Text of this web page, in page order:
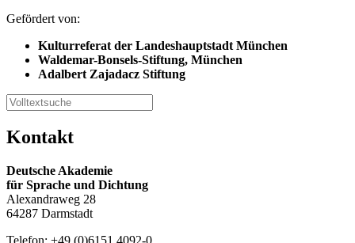
Gefördert von:
Kulturreferat der Landeshauptstadt München
Waldemar-Bonsels-Stiftung, München
Adalbert Zajadacz Stiftung
Kontakt
Deutsche Akademie
für Sprache und Dichtung
Alexandraweg 28
64287 Darmstadt
Telefon: +49 (0)6151 4092-0